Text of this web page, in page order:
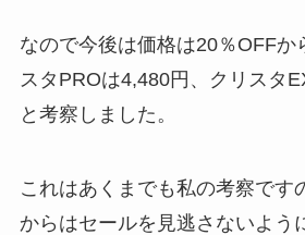
なので今後は価格は20％OFFか
スタPROは4,480円、クリスタ
と考察しました。
これはあくまでも私の考察です
からはセールを見逃さないよう